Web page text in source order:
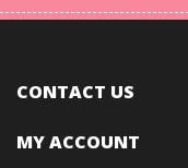
CONTACT US
MY ACCOUNT